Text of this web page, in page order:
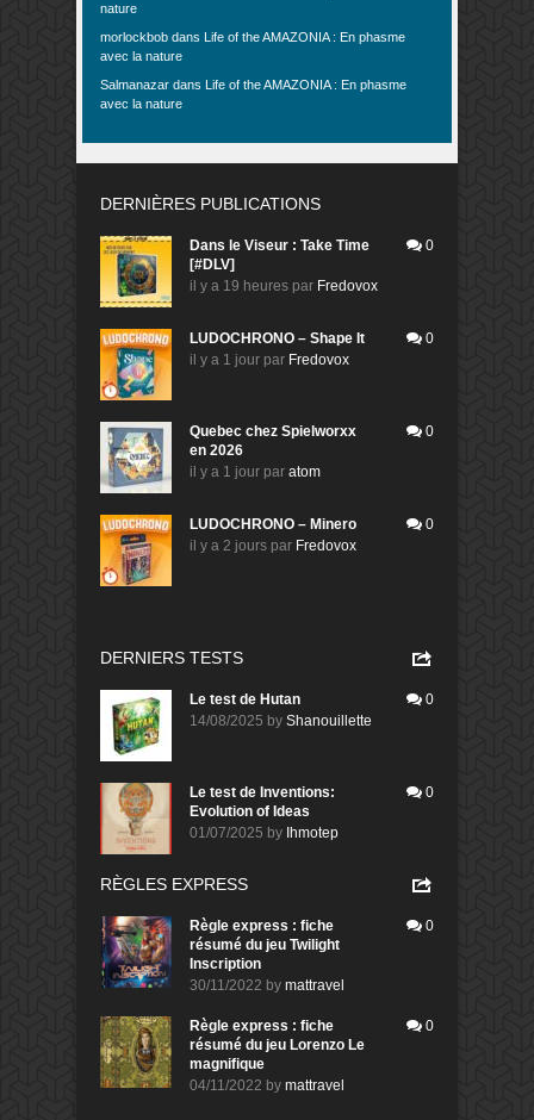
nature
morlockbob dans
Life of the AMAZONIA : En phasme
avec la nature
Salmanazar dans
Life of the AMAZONIA : En phasme
avec la nature
DERNIÈRES PUBLICATIONS
Dans le Viseur : Take Time
[#DLV]
il y a 19 heures par Fredovox
0
LUDOCHRONO – Shape It
il y a 1 jour par Fredovox
0
Quebec chez Spielworxx
en 2026
il y a 1 jour par atom
0
LUDOCHRONO – Minero
il y a 2 jours par Fredovox
0
DERNIERS TESTS
Le test de Hutan
14/08/2025 by Shanouillette
0
Le test de Inventions:
Evolution of Ideas
01/07/2025 by Ihmotep
0
RÈGLES EXPRESS
Règle express : fiche
résumé du jeu Twilight
Inscription
30/11/2022 by mattravel
0
Règle express : fiche
résumé du jeu Lorenzo Le
magnifique
04/11/2022 by mattravel
0